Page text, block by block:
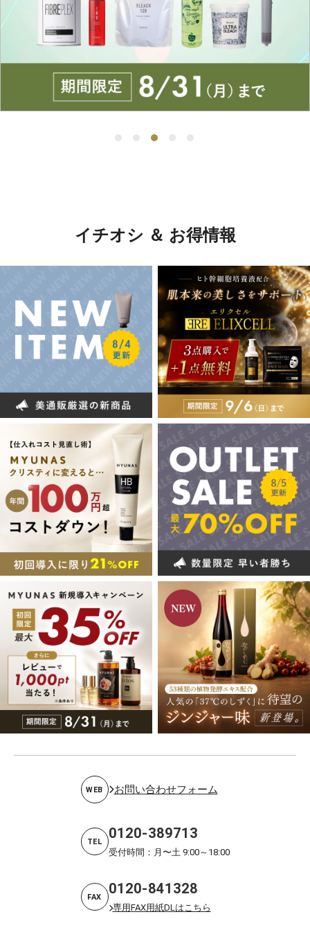
イチオシ ＆ お得情報
WEB お問い合わせフォーム
TEL 0120-389713
受付時間：月〜土 9:00～18:00
FAX 0120-841328
専用FAX用紙DLはこちら